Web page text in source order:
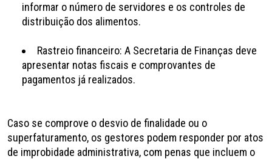
informar o número de servidores e os controles de
distribuição dos alimentos.
Rastreio financeiro: A Secretaria de Finanças deve
apresentar notas fiscais e comprovantes de
pagamentos já realizados.
Caso se comprove o desvio de finalidade ou o
superfaturamento, os gestores podem responder por atos
de improbidade administrativa, com penas que incluem o